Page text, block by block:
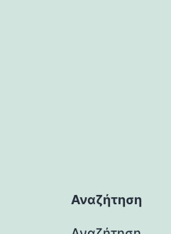
Αναζήτηση